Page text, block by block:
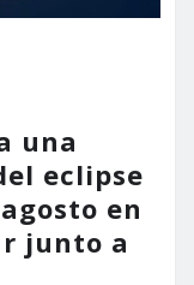
una
eclipse
en
junto a